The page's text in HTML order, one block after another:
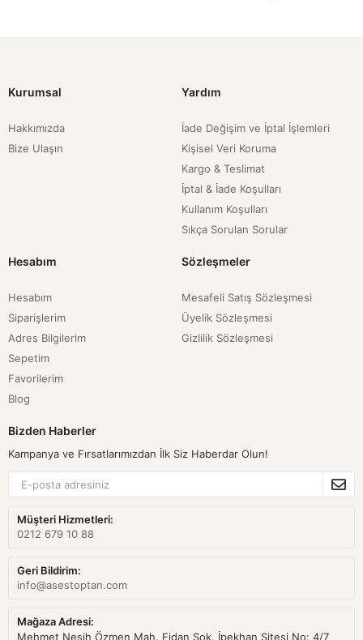
Kurumsal
Hakkımızda
Bize Ulaşın
Yardım
İade Değişim ve İptal İşlemleri
Kişisel Veri Koruma
Kargo & Teslimat
İptal & İade Koşulları
Kullanım Koşulları
Sıkça Sorulan Sorular
Hesabım
Hesabım
Siparişlerim
Adres Bilgilerim
Sepetim
Favorilerim
Blog
Sözleşmeler
Mesafeli Satış Sözleşmesi
Üyelik Sözleşmesi
Gizlilik Sözleşmesi
Bizden Haberler
Kampanya ve Fırsatlarımızdan İlk Siz Haberdar Olun!
Müşteri Hizmetleri:
0212 679 10 88
Geri Bildirim:
info@asestoptan.com
Mağaza Adresi:
Mehmet Nesih Özmen Mah. Fidan Sok. İpekhan Sitesi No: 4/7